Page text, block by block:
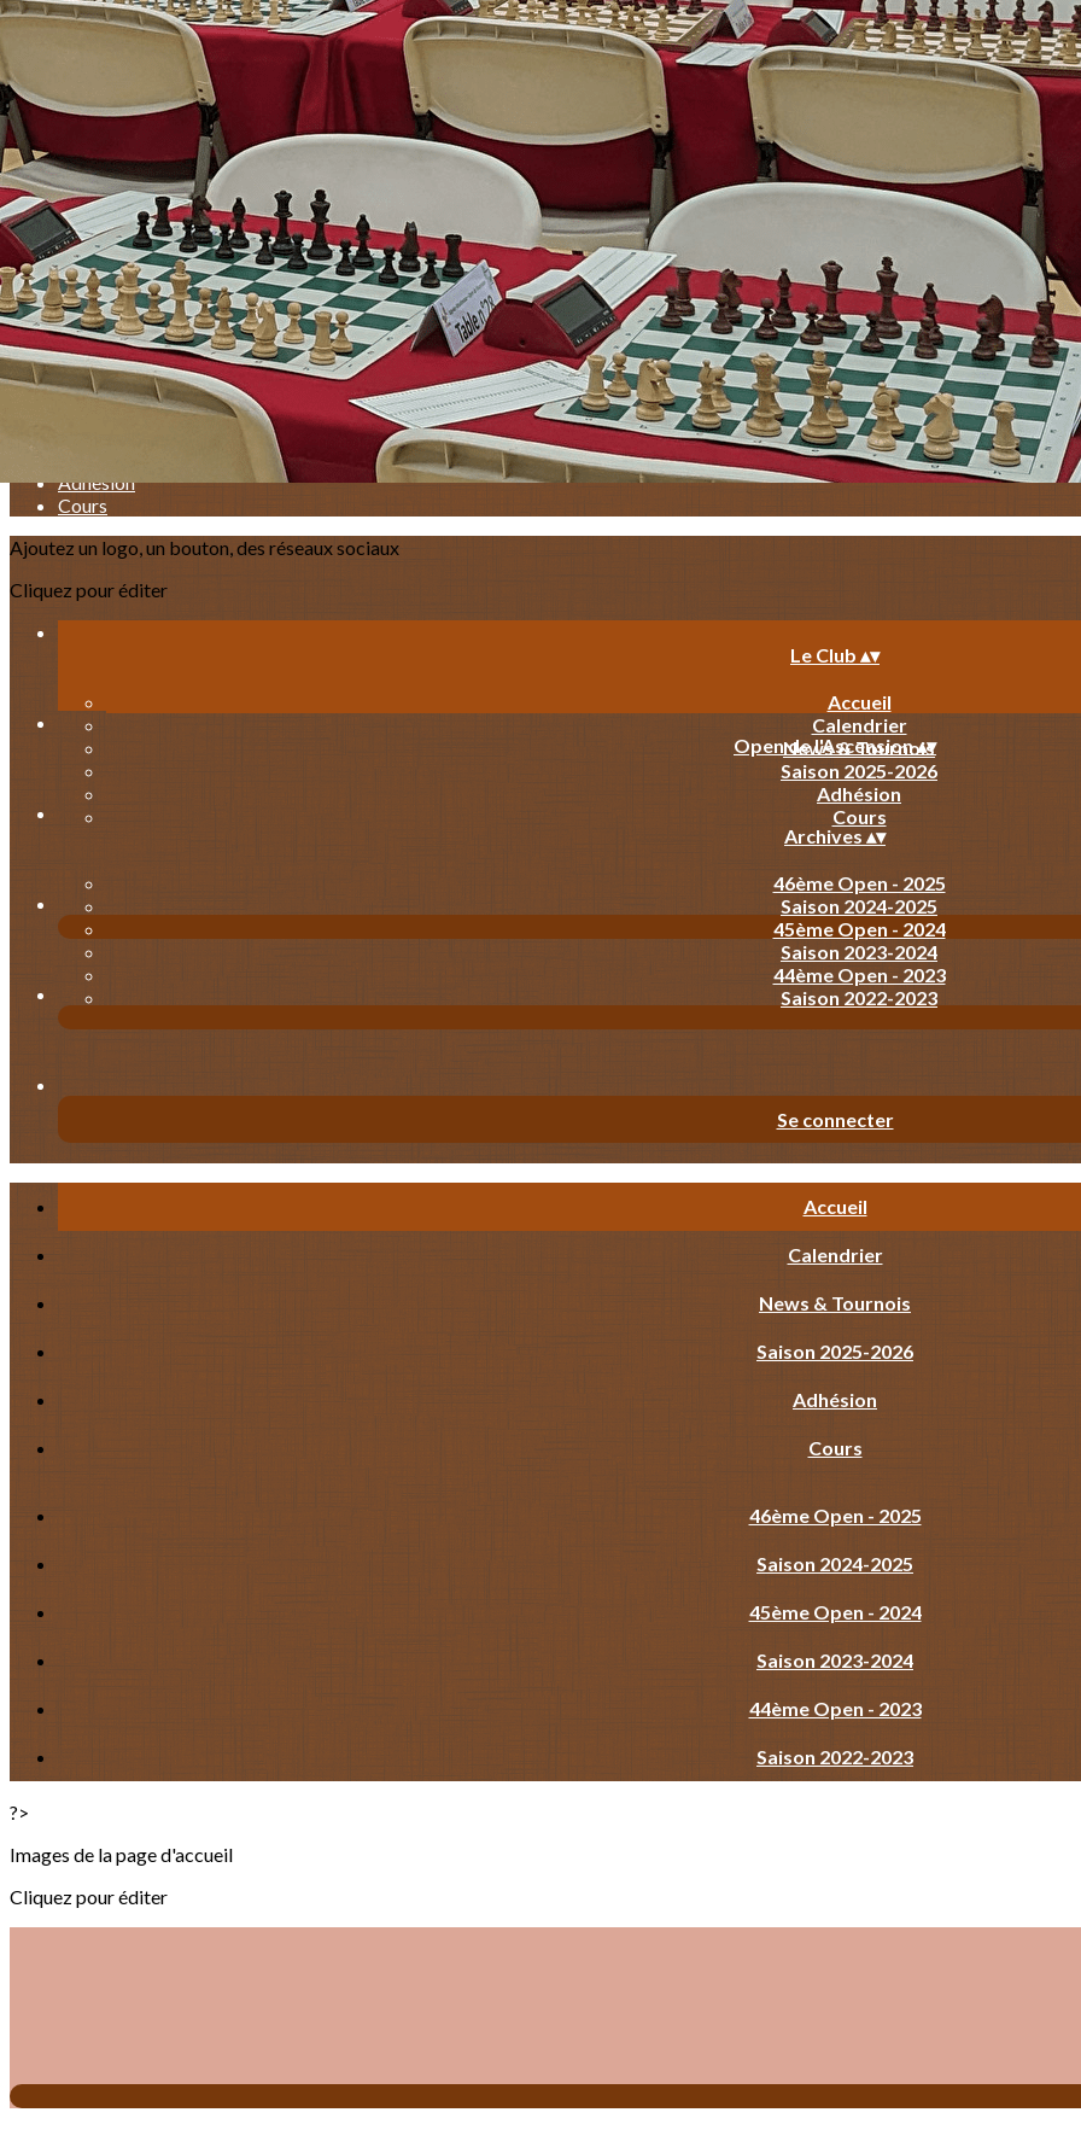
Exporter les lignes sélectionnées
Exporter toutes les colonnes
Exporter uniquement les colonnes affichées
Menu
<
>
Accueil
Calendrier
Adhésion
Cours
Ajoutez un logo, un bouton, des réseaux sociaux
Cliquez pour éditer
Le Club ▴▾
Accueil
Calendrier
News & Tournois
Saison 2025-2026
Adhésion
Cours
Open de l'Ascension▴▾
Archives ▴▾
46ème Open - 2025
Saison 2024-2025
45ème Open - 2024
Saison 2023-2024
44ème Open - 2023
Saison 2022-2023
Se connecter
Accueil
Calendrier
News & Tournois
Saison 2025-2026
Adhésion
Cours
46ème Open - 2025
Saison 2024-2025
45ème Open - 2024
Saison 2023-2024
44ème Open - 2023
Saison 2022-2023
?>
Images de la page d'accueil
Cliquez pour éditer